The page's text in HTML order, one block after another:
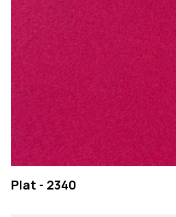
Plat - 2340